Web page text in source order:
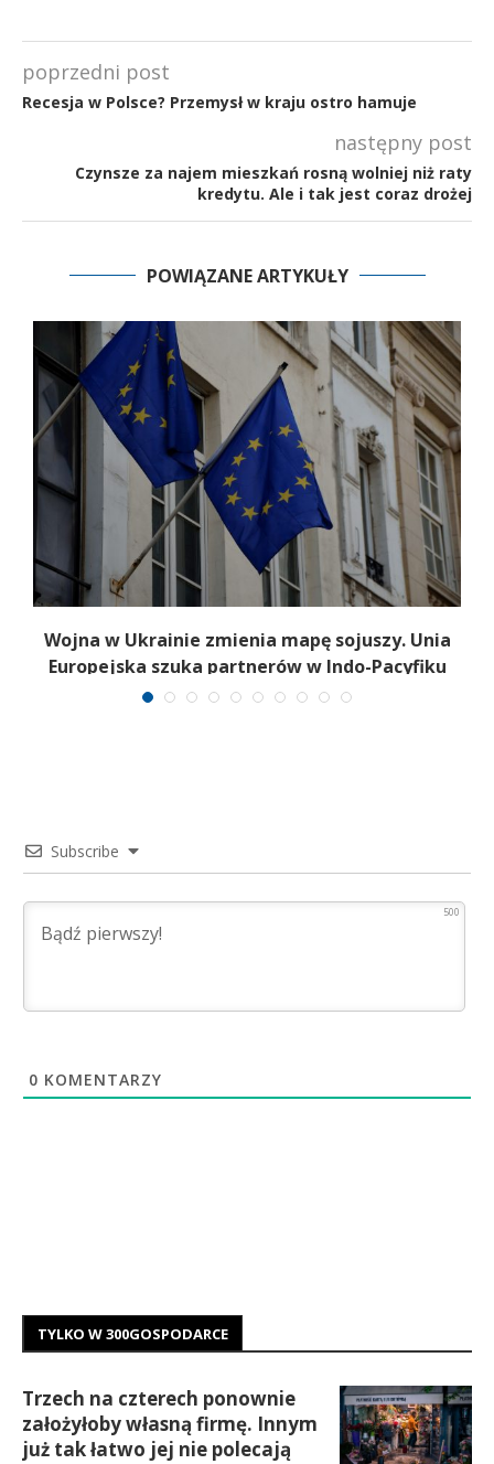
poprzedni post
Recesja w Polsce? Przemysł w kraju ostro hamuje
następny post
Czynsze za najem mieszkań rosną wolniej niż raty
kredytu. Ale i tak jest coraz drożej
POWIĄZANE ARTYKUŁY
Wojna w Ukrainie zmienia mapę sojuszy. Unia
Europejska szuka partnerów w Indo-Pacyfiku
Subscribe
500
0 KOMENTARZY
TYLKO W 300GOSPODARCE
Trzech na czterech ponownie
założyłoby własną firmę. Innym
już tak łatwo jej nie polecają